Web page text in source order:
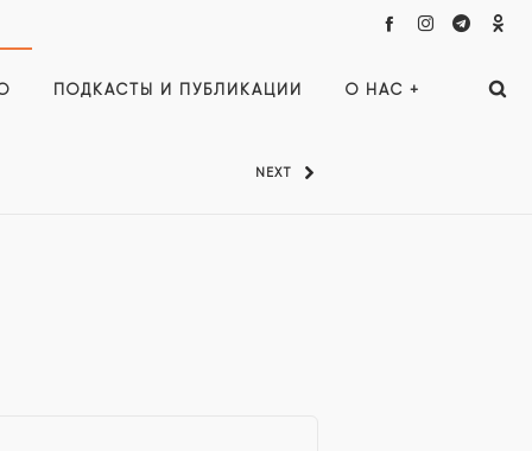
ПОДКАСТЫ И ПУБЛИКАЦИИ О НАС +
NEXT